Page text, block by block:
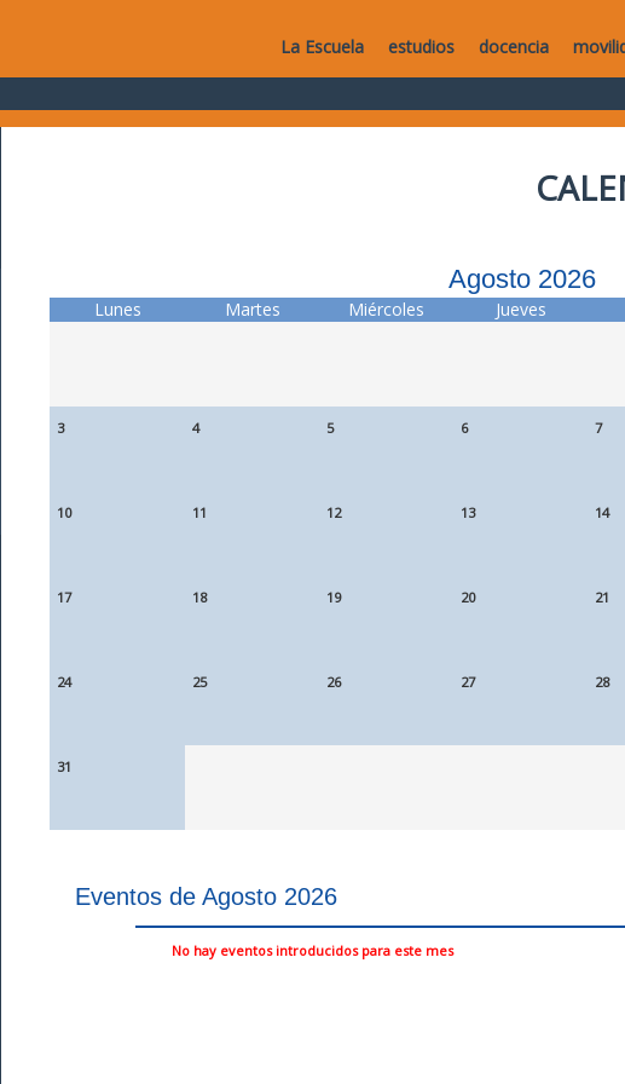
La Escuela estudios docencia
Agosto 2026
Lunes Martes Miércoles Jueves
3 4 5 6 7
10 11 12 13 14
17 18 19 20 21
24 25 26 27 28
31
Eventos de Agosto 2026
No hay eventos introducidos para este mes